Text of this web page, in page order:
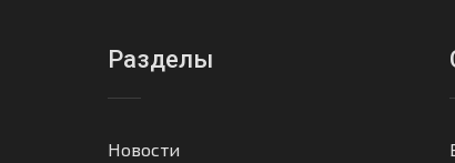
Разделы
Новости